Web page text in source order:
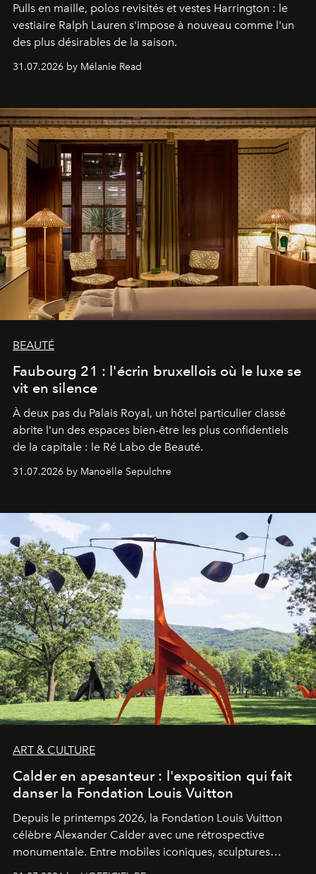
Pulls en maille, polos revisités et vestes Harrington : le
vestiaire Ralph Lauren s'impose à nouveau comme l'un
des plus désirables de la saison.
31.07.2026 by Mélanie Read
BEAUTÉ
Faubourg 21 : l'écrin bruxellois où le luxe se
vit en silence
À deux pas du Palais Royal, un hôtel particulier classé
abrite l'un des espaces bien-être les plus confidentiels
de la capitale : le Ré Labo de Beauté.
31.07.2026 by Manoëlle Sepulchre
ART & CULTURE
Calder en apesanteur : l'exposition qui fait
danser la Fondation Louis Vuitton
Depuis le printemps 2026, la Fondation Louis Vuitton
célèbre Alexander Calder avec une rétrospective
monumentale. Entre mobiles iconiques, sculptures
monumentales et poésie du mouvement, l'artiste